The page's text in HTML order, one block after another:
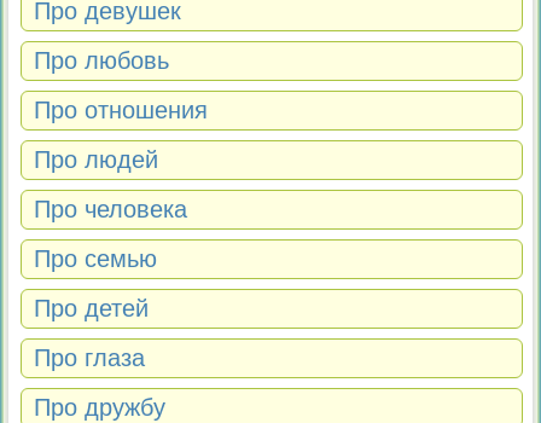
Про девушек
Про любовь
Про отношения
Про людей
Про человека
Про семью
Про детей
Про глаза
Про дружбу